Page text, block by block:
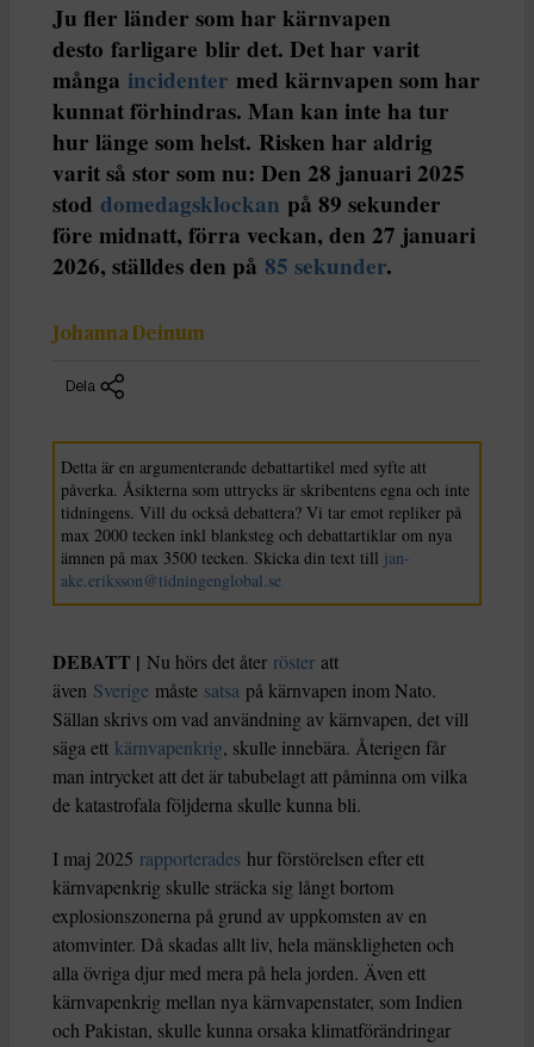
Ju fler länder som har kärnvapen
desto farligare blir det. Det har varit
många incidenter med kärnvapen som har
kunnat förhindras. Man kan inte ha tur
hur länge som helst. Risken har aldrig
varit så stor som nu: Den 28 januari 2025
stod domedagsklockan på 89 sekunder
före midnatt, förra veckan, den 27 januari
2026, ställdes den på 85 sekunder.
Johanna Deinum
Dela
Detta är en argumenterande debattartikel med syfte att
påverka. Åsikterna som uttrycks är skribentens egna och inte
tidningens. Vill du också debattera? Vi tar emot repliker på
max 2000 tecken inkl blanksteg och debattartiklar om nya
ämnen på max 3500 tecken. Skicka din text till jan-
ake.eriksson@tidningenglobal.se
DEBATT | Nu hörs det åter röster att
även Sverige måste satsa på kärnvapen inom Nato.
Sällan skrivs om vad användning av kärnvapen, det vill
säga ett kärnvapenkrig, skulle innebära. Återigen får
man intrycket att det är tabubelagt att påminna om vilka
de katastrofala följderna skulle kunna bli.
I maj 2025 rapporterades hur förstörelsen efter ett
kärnvapenkrig skulle sträcka sig långt bortom
explosionszonerna på grund av uppkomsten av en
atomvinter. Då skadas allt liv, hela mänskligheten och
alla övriga djur med mera på hela jorden. Även ett
kärnvapenkrig mellan nya kärnvapenstater, som Indien
och Pakistan, skulle kunna orsaka klimatförändringar